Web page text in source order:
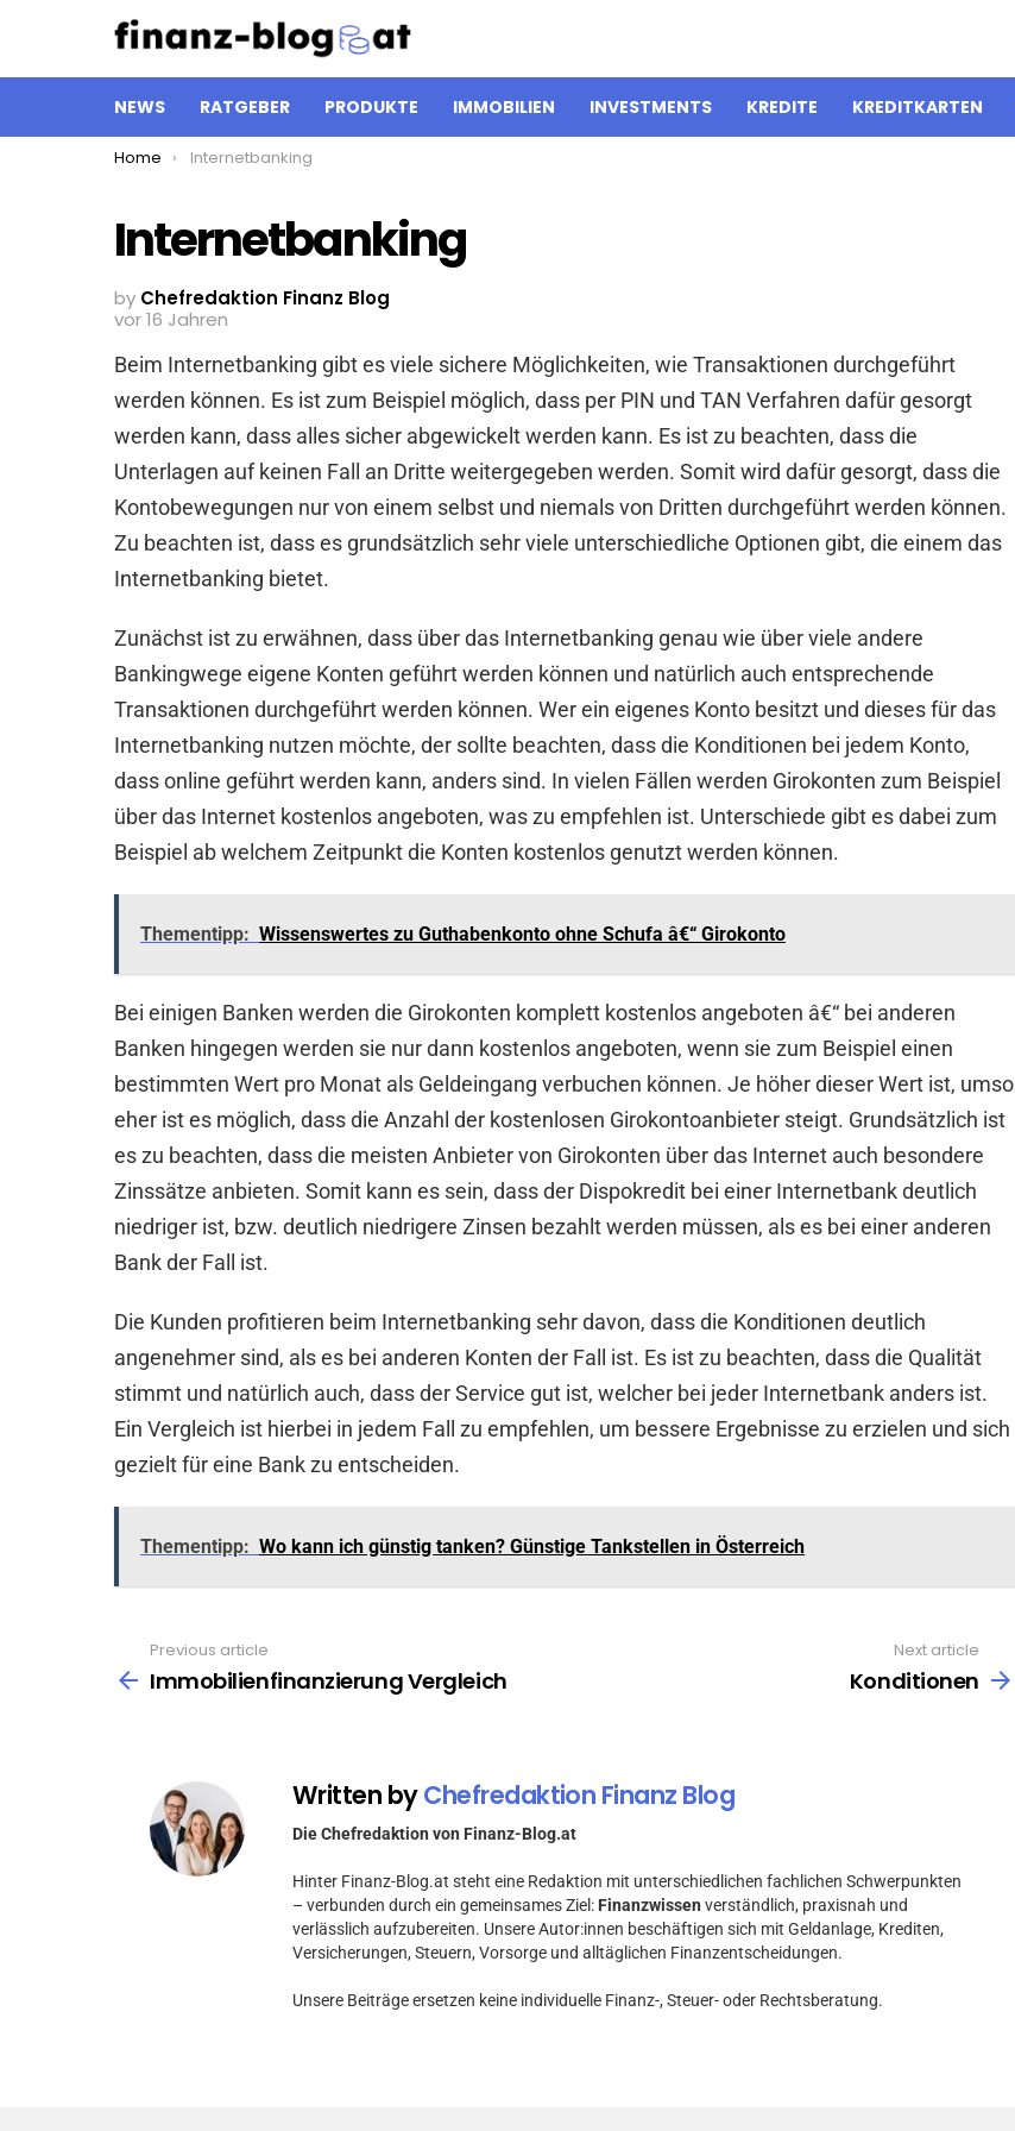
NEWS RATGEBER PRODUKTE IMMOBILIEN INVESTMENTS KREDITE KREDITKARTEN
You are here:
Home Internetbanking
Internetbanking
by Chefredaktion Finanz Blog
vor 16 Jahren
Beim Internetbanking gibt es viele sichere Möglichkeiten, wie Transaktionen durchgeführt
werden können. Es ist zum Beispiel möglich, dass per PIN und TAN Verfahren dafür gesorgt
werden kann, dass alles sicher abgewickelt werden kann. Es ist zu beachten, dass die
Unterlagen auf keinen Fall an Dritte weitergegeben werden. Somit wird dafür gesorgt, dass die
Kontobewegungen nur von einem selbst und niemals von Dritten durchgeführt werden können.
Zu beachten ist, dass es grundsätzlich sehr viele unterschiedliche Optionen gibt, die einem das
Internetbanking bietet.
Zunächst ist zu erwähnen, dass über das Internetbanking genau wie über viele andere
Bankingwege eigene Konten geführt werden können und natürlich auch entsprechende
Transaktionen durchgeführt werden können. Wer ein eigenes Konto besitzt und dieses für das
Internetbanking nutzen möchte, der sollte beachten, dass die Konditionen bei jedem Konto,
dass online geführt werden kann, anders sind. In vielen Fällen werden Girokonten zum Beispiel
über das Internet kostenlos angeboten, was zu empfehlen ist. Unterschiede gibt es dabei zum
Beispiel ab welchem Zeitpunkt die Konten kostenlos genutzt werden können.
Thementipp: Wissenswertes zu Guthabenkonto ohne Schufa â€“ Girokonto
Bei einigen Banken werden die Girokonten komplett kostenlos angeboten â€“ bei anderen
Banken hingegen werden sie nur dann kostenlos angeboten, wenn sie zum Beispiel einen
bestimmten Wert pro Monat als Geldeingang verbuchen können. Je höher dieser Wert ist, umso
eher ist es möglich, dass die Anzahl der kostenlosen Girokontoanbieter steigt. Grundsätzlich ist
es zu beachten, dass die meisten Anbieter von Girokonten über das Internet auch besondere
Zinssätze anbieten. Somit kann es sein, dass der Dispokredit bei einer Internetbank deutlich
niedriger ist, bzw. deutlich niedrigere Zinsen bezahlt werden müssen, als es bei einer anderen
Bank der Fall ist.
Die Kunden profitieren beim Internetbanking sehr davon, dass die Konditionen deutlich
angenehmer sind, als es bei anderen Konten der Fall ist. Es ist zu beachten, dass die Qualität
stimmt und natürlich auch, dass der Service gut ist, welcher bei jeder Internetbank anders ist.
Ein Vergleich ist hierbei in jedem Fall zu empfehlen, um bessere Ergebnisse zu erzielen und sich
gezielt für eine Bank zu entscheiden.
Thementipp: Wo kann ich günstig tanken? Günstige Tankstellen in Österreich
more
Previous article
Immobilienfinanzierung Vergleich
Next article
Konditionen
Written byChefredaktion Finanz Blog
Die Chefredaktion von Finanz-Blog.at
Hinter Finanz-Blog.at steht eine Redaktion mit unterschiedlichen fachlichen Schwerpunkten
– verbunden durch ein gemeinsames Ziel: Finanzwissen verständlich, praxisnah und
verlässlich aufzubereiten. Unsere Autor:innen beschäftigen sich mit Geldanlage, Krediten,
Versicherungen, Steuern, Vorsorge und alltäglichen Finanzentscheidungen.
Unsere Beiträge ersetzen keine individuelle Finanz-, Steuer- oder Rechtsberatung.